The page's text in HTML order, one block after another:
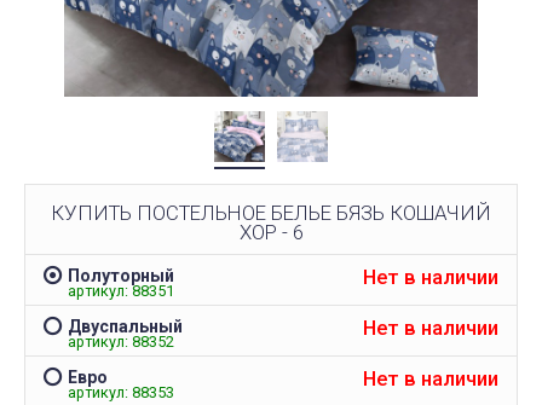
КУПИТЬ ПОСТЕЛЬНОЕ БЕЛЬЕ БЯЗЬ КОШАЧИЙ
ХОР - 6
Полуторный
артикул: 88351
Нет в наличии
Двуспальный
артикул: 88352
Нет в наличии
Евро
артикул: 88353
Нет в наличии